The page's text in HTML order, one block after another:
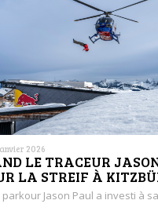
2026
LE TRACEUR
LA STREIF À
Jason Paul a investi à